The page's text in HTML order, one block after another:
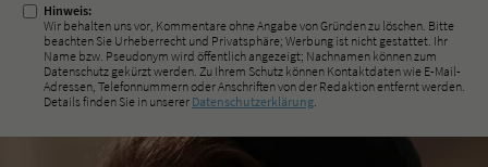
Hinweis:
Wir behalten uns vor, Kommentare ohne Angabe von Gründen zu löschen. Bitte
beachten Sie Urheberrecht und Privatsphäre; Werbung ist nicht gestattet. Ihr
Name bzw. Pseudonym wird öffentlich angezeigt; Nachnamen können zum
Datenschutz gekürzt werden. Zu Ihrem Schutz können Kontaktdaten wie E-Mail-
Adressen, Telefonnummern oder Anschriften von der Redaktion entfernt werden.
Details finden Sie in unserer Datenschutzerklärung